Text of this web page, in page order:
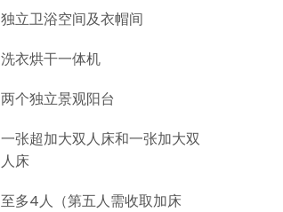
独立卫浴空间及衣帽间
洗衣烘干一体机
两个独立景观阳台
一张超加大双人床和一张加大双
人床
至多4人（第五人需收取加床